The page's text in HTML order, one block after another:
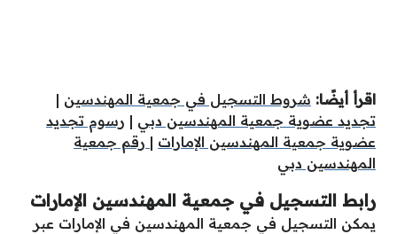
اقرأ أيضًا: شروط التسجيل في جمعية المهندسين |
تجديد عضوية جمعية المهندسين دبي | رسوم تجديد
عضوية جمعية المهندسين الإمارات | رقم جمعية
المهندسين دبي
رابط التسجيل في جمعية المهندسين الإمارات
يمكن التسجيل في جمعية المهندسين في الإمارات عبر